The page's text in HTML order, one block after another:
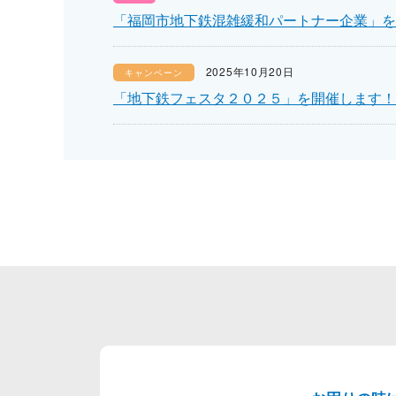
「福岡市地下鉄混雑緩和パートナー企業」
キャンペーン 2025年10月20日
「地下鉄フェスタ２０２５」を開催します！